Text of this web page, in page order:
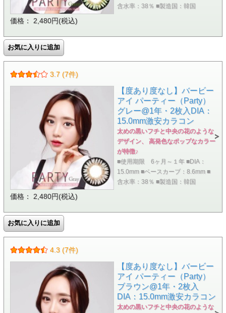
含水率：38％ ■製造国：韓国
価格： 2,480円(税込)
3.7 (7件)
【度あり度なし】バービー
アイ パーティー（Party）
グレー@1年・2枚入DIA：
15.0mm激安カラコン
太めの黒いフチと中央の花のような
デザイン、 高発色なポップなカラー
が特徴♪
■使用期限 6ヶ月～１年 ■DIA：
15.0mm ■ベースカーブ：8.6mm ■
含水率：38％ ■製造国：韓国
価格： 2,480円(税込)
4.3 (7件)
【度あり度なし】バービー
アイ パーティー（Party）
ブラウン@1年・2枚入
DIA：15.0mm激安カラコン
太めの黒いフチと中央の花のような